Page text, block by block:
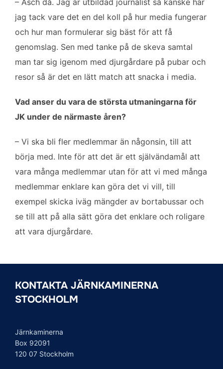
jag tack vare det en del koll på hur media fungerar
och hur man formulerar sig bäst för att få
genomslag. Sen med tanke på de skeva samtal
man tar sig igenom med djurgårdare på pubar och
resor så är det en lätt match att snacka i media.
Vad anser du vara de största utmaningarna för
JK under de närmaste åren?
– Vi ska bli fler medlemmar än någonsin, till att
börja med. Inte för att det är ett självändamål att
vara många medlemmar utan för att vi med många
medlemmar enklare kan göra det vi vill, till
exempel skicka iväg mängder av bortabussar och
se till att på alla sätt göra det enklare och roligare
att vara djurgårdare.
KONTAKTA JÄRNKAMINERNA
STOCKHOLM
Järnkaminerna
Box 92091
120 07 Stockholm